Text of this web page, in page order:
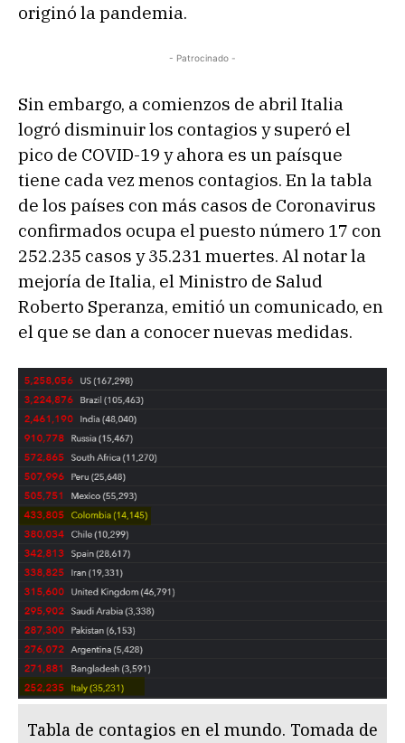
originó la pandemia.
- Patrocinado -
Sin embargo, a comienzos de abril Italia
logró disminuir los contagios y superó el
pico de COVID-19 y ahora es un paísque
tiene cada vez menos contagios. En la tabla
de los países con más casos de Coronavirus
confirmados ocupa el puesto número 17 con
252.235 casos y 35.231 muertes. Al notar la
mejoría de Italia, el Ministro de Salud
Roberto Speranza, emitió un comunicado, en
el que se dan a conocer nuevas medidas.
Tabla de contagios en el mundo. Tomada de